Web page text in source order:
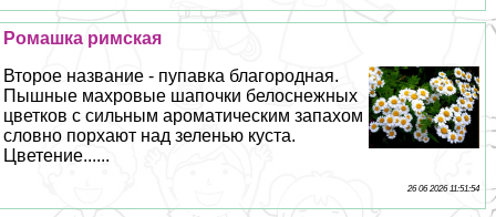
Ромашка римская
Второе название - пупавка благородная.
Пышные махровые шапочки белоснежных
цветков с сильным ароматическим запахом
словно порхают над зеленью куста.
Цветение......
26 06 2026 11:51:54